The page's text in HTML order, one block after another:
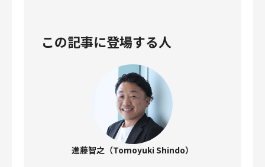
この記事に登場する人
進藤智之（Tomoyuki Shindo）